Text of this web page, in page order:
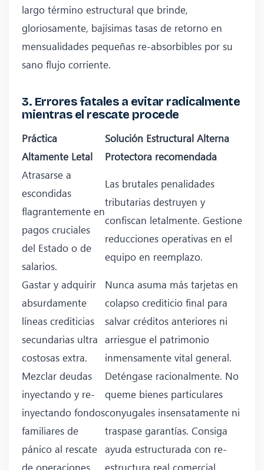
largo término estructural que brinde,
gloriosamente, bajísimas tasas de retorno en
mensualidades pequeñas re-absorbibles por su
sano flujo corriente.
3. Errores fatales a evitar radicalmente
mientras el rescate procede
Práctica
Altamente Letal
Solución Estructural Alterna
Protectora recomendada
Atrasarse a
escondidas
flagrantemente en
pagos cruciales
del Estado o de
salarios.
Las brutales penalidades
tributarias destruyen y
confiscan letalmente. Gestione
reducciones operativas en el
equipo en reemplazo.
Gastar y adquirir
absurdamente
líneas crediticias
secundarias ultra
costosas extra.
Nunca asuma más tarjetas en
colapso crediticio final para
salvar créditos anteriores ni
arriesgue el patrimonio
inmensamente vital general.
Mezclar deudas
inyectando y re-
inyectando fondos
familiares de
pánico al rescate
de operaciones
Deténgase racionalmente. No
queme bienes particulares
conyugales insensatamente ni
traspase garantías. Consiga
ayuda estructurada con re-
estructura real comercial